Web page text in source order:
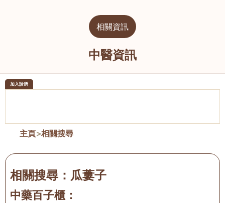
相關資訊
中醫資訊
加入診所
主頁>相關搜尋
相關搜尋： 瓜蔞子
中藥百子櫃：